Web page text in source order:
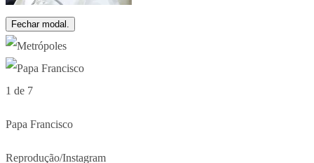
Fechar modal.
1 de 7
Papa Francisco
Reprodução/Instagram